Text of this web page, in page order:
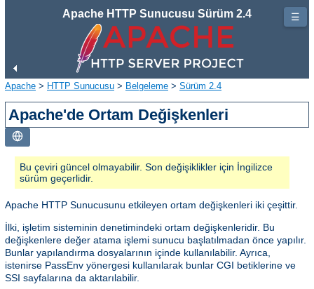
Apache HTTP Sunucusu Sürüm 2.4
Apache > HTTP Sunucusu > Belgeleme > Sürüm 2.4
Apache'de Ortam Değişkenleri
Bu çeviri güncel olmayabilir. Son değişiklikler için İngilizce
sürüm geçerlidir.
Apache HTTP Sunucusunu etkileyen ortam değişkenleri iki çeşittir.
İlki, işletim sisteminin denetimindeki ortam değişkenleridir. Bu
değişkenlere değer atama işlemi sunucu başlatılmadan önce yapılır.
Bunlar yapılandırma dosyalarının içinde kullanılabilir. Ayrıca,
istenirse PassEnv yönergesi kullanılarak bunlar CGI betiklerine ve
SSI sayfalarına da aktarılabilir.
☰